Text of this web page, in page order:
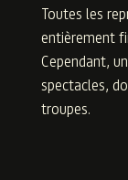
Toutes les
entièrement
Cependant,
spectacles,
troupes.